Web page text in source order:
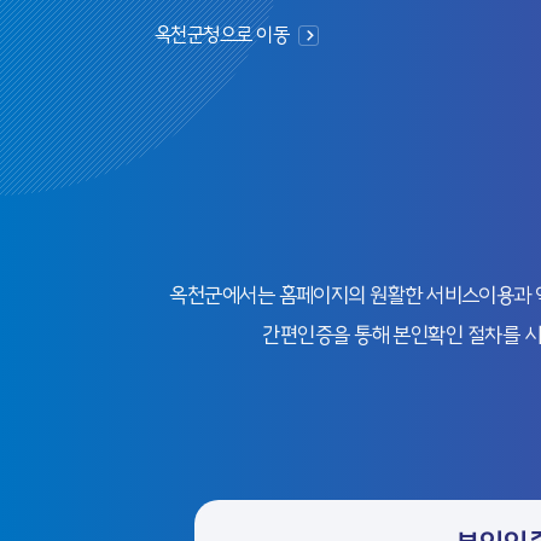
옥천군청으로 이동
옥천군에서는 홈페이지의 원활한 서비스이용
간편인증을 통해 본인확인 절차를